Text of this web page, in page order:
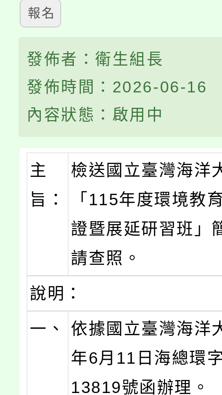
報名
發佈者：衛生組長
發佈時間：2026-06-16
內容狀態：啟用中
主
旨：
檢送國立臺灣海洋
「115年度環境教
證暨展延研習班」
請查照。
說明：
一、
依據國立臺灣海洋
年6月11日海總環
13819號函辦理。